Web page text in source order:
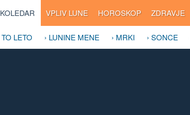
VPLIV LUNE HOROSKOP ZDRAVJE
TO LETO › LUNINE MENE › MRKI › SONCE